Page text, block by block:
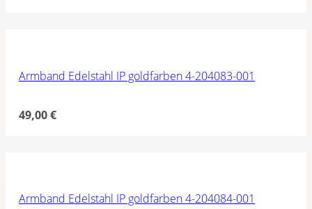
Armband Edelstahl IP goldfarben 4-204083-001
49,00€
Armband Edelstahl IP goldfarben 4-204084-001